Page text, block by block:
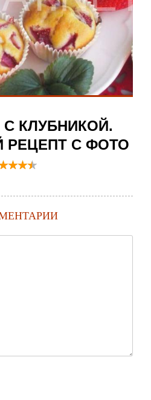
КЛУБНИКОЙ.
С ФОТО